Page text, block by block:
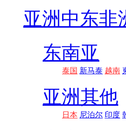
亚洲 中东非
东南亚
泰国 新马泰 越南
亚洲其他
日本 尼泊尔 印度